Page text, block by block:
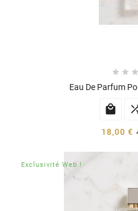
  
Eau De Parfum

18,00 €
Exclusivité Web !